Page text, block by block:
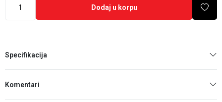
Dodaj u korpu
Specifikacija
Komentari